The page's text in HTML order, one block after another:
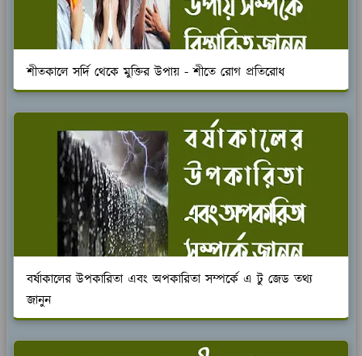
শীতকালে সর্দি থেকে মুক্তির উপায় - শীতে রোগ প্রতিরোধ
বর্ষাকালের উপকারিতা এবং অপকারিতা সম্পর্কে এ টু জেড তথ্য
জানুন